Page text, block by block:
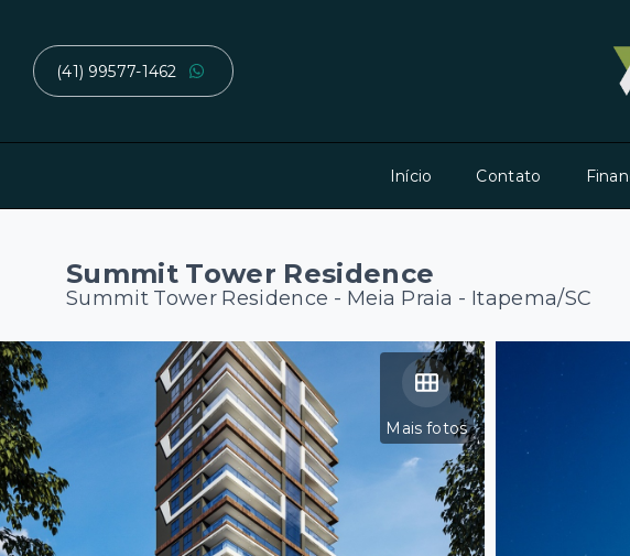
(41) 99577-1462
Início Contato
Summit Tower Residence
Summit Tower Residence - Meia Praia - Itapema/SC
Mais fotos